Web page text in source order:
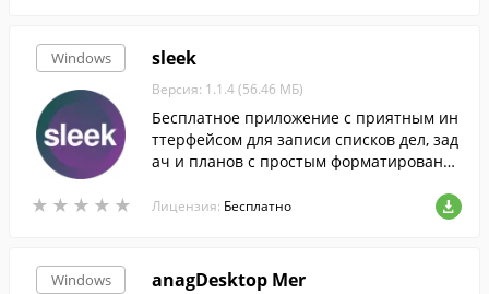
Windows
★ ★ ★ ★ ★
★ ★ ★ ★ ★
sleek
Версия: 1.1.4 (56.46 МБ)
Бесплатное приложение с приятным ин
ттерфейсом для записи списков дел, зад
ач и планов с простым форматирование
Лицензия: Бесплатно
Windows anagDesktop Mer